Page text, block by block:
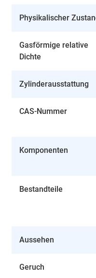
Physikalischer
Gasförmige relative
Dichte
Zylinderausstattung
CAS-Nummer
Komponenten
Bestandteile
Aussehen
Geruch